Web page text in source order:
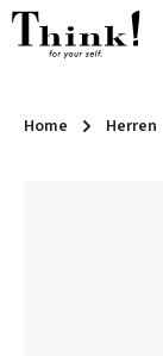
Zum Hauptinhalt
Home Herren